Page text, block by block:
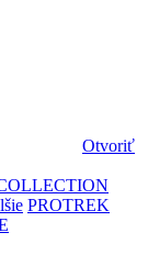
Otvoriť
PROTREK